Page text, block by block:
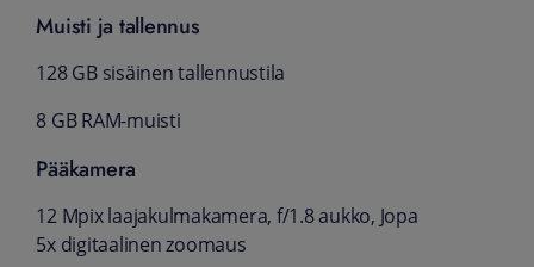
Muisti ja tallennus
128 GB sisäinen tallennustila
8 GB RAM-muisti
Pääkamera
12 Mpix laaja­kulma­kamera, f/1.8 aukko, Jopa
5x digitaalinen zoomaus